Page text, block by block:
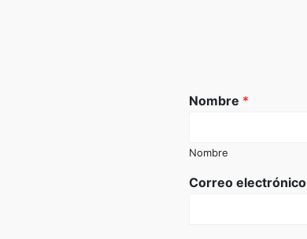
Nombre *
Nombre
Correo electrónico